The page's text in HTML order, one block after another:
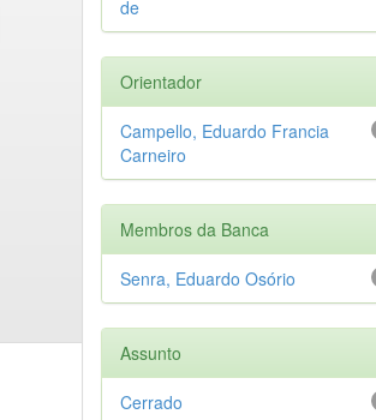
de
Orientador
Campello, Eduardo Francia
Carneiro
Membros da Banca
Senra, Eduardo Osório
Assunto
Cerrado